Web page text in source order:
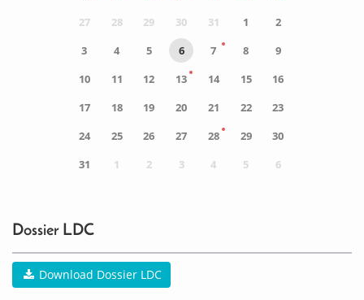
27 28 29 30 31 1
2
3
4 5 6 7 8
9
10
11 12 13 14 15
16
17
18 19 20 21 22
23
24
25 26 27 28 29
30
31
1 2 3 4 5 6
Dossier LDC
Download Dossier LDC